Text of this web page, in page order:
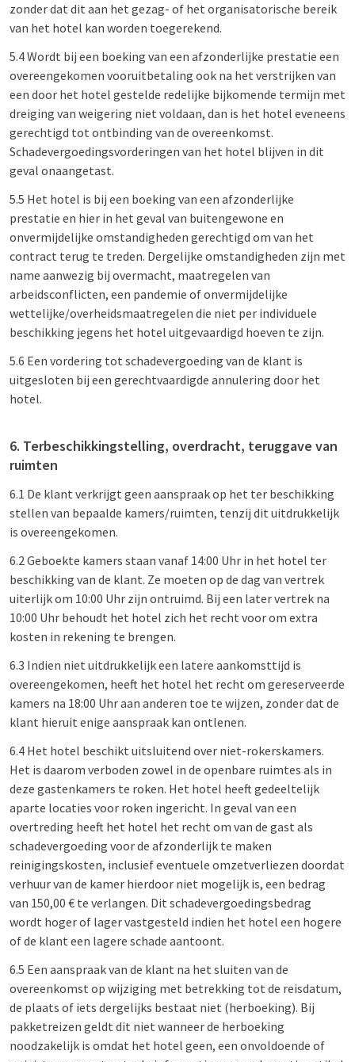
zonder dat dit aan het gezag- of het organisatorische bereik
van het hotel kan worden toegerekend.
5.4 Wordt bij een boeking van een afzonderlijke prestatie een
overeengekomen vooruitbetaling ook na het verstrijken van
een door het hotel gestelde redelijke bijkomende termijn met
dreiging van weigering niet voldaan, dan is het hotel eveneens
gerechtigd tot ontbinding van de overeenkomst.
Schadevergoedingsvorderingen van het hotel blijven in dit
geval onaangetast.
5.5 Het hotel is bij een boeking van een afzonderlijke
prestatie en hier in het geval van buitengewone en
onvermijdelijke omstandigheden gerechtigd om van het
contract terug te treden. Dergelijke omstandigheden zijn met
name aanwezig bij overmacht, maatregelen van
arbeidsconflicten, een pandemie of onvermijdelijke
wettelijke/overheidsmaatregelen die niet per individuele
beschikking jegens het hotel uitgevaardigd hoeven te zijn.
5.6 Een vordering tot schadevergoeding van de klant is
uitgesloten bij een gerechtvaardigde annulering door het
hotel.
6. Terbeschikkingstelling, overdracht, teruggave van
ruimten
6.1 De klant verkrijgt geen aanspraak op het ter beschikking
stellen van bepaalde kamers/ruimten, tenzij dit uitdrukkelijk
is overeengekomen.
6.2 Geboekte kamers staan vanaf 14:00 Uhr in het hotel ter
beschikking van de klant. Ze moeten op de dag van vertrek
uiterlijk om 10:00 Uhr zijn ontruimd. Bij een later vertrek na
10:00 Uhr behoudt het hotel zich het recht voor om extra
kosten in rekening te brengen.
6.3 Indien niet uitdrukkelijk een latere aankomsttijd is
overeengekomen, heeft het hotel het recht om gereserveerde
kamers na 18:00 Uhr aan anderen toe te wijzen, zonder dat de
klant hieruit enige aanspraak kan ontlenen.
6.4 Het hotel beschikt uitsluitend over niet-rokerskamers.
Het is daarom verboden zowel in de openbare ruimtes als in
deze gastenkamers te roken. Het hotel heeft gedeeltelijk
aparte locaties voor roken ingericht. In geval van een
overtreding heeft het hotel het recht om van de gast als
schadevergoeding voor de afzonderlijk te maken
reinigingskosten, inclusief eventuele omzetverliezen doordat
verhuur van de kamer hierdoor niet mogelijk is, een bedrag
van 150,00 € te verlangen. Dit schadevergoedingsbedrag
wordt hoger of lager vastgesteld indien het hotel een hogere
of de klant een lagere schade aantoont.
6.5 Een aanspraak van de klant na het sluiten van de
overeenkomst op wijziging met betrekking tot de reisdatum,
de plaats of iets dergelijks bestaat niet (herboeking). Bij
pakketreizen geldt dit niet wanneer de herboeking
noodzakelijk is omdat het hotel geen, een onvoldoende of